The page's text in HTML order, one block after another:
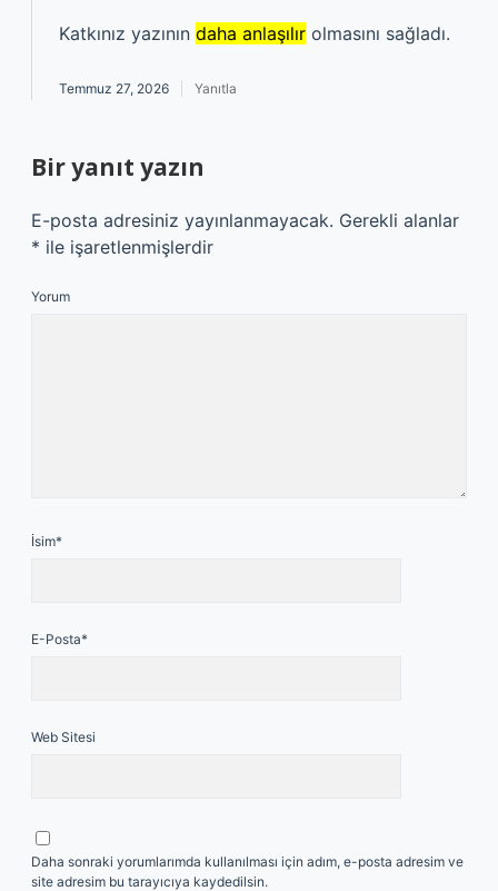
Katkınız yazının daha anlaşılır olmasını sağladı.
Temmuz 27, 2026 Yanıtla
Bir yanıt yazın
E-posta adresiniz yayınlanmayacak. Gerekli alanlar
* ile işaretlenmişlerdir
Yorum
İsim*
E-Posta*
Web Sitesi
Daha sonraki yorumlarımda kullanılması için adım, e-posta adresim ve
site adresim bu tarayıcıya kaydedilsin.